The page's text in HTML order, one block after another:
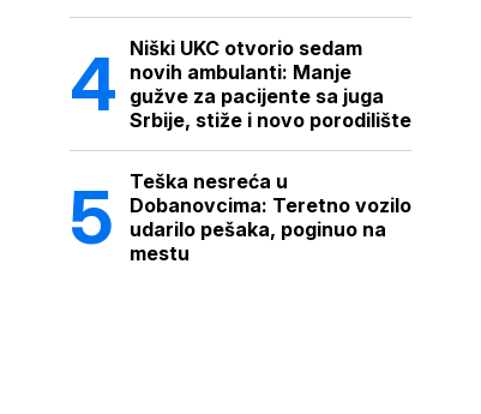
Niški UKC otvorio sedam
novih ambulanti: Manje
gužve za pacijente sa juga
Srbije, stiže i novo porodilište
Teška nesreća u
Dobanovcima: Teretno vozilo
udarilo pešaka, poginuo na
mestu